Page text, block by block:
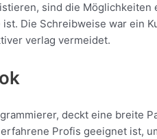
sind die
Die Schreibweise war ein
verlag vermeidet.
deckt eine breite
Profis geeignet ist,